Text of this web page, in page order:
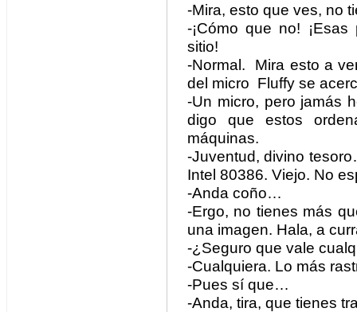
-Mira, esto que ves, no
-¡Cómo que no!
sitio!
-Normal. Mira esto a
del micro Fluffy se
-Un micro, pero jamás
digo que estos
máquinas.
-Juventud, divino
Intel 80386. Viejo. No
-Anda coño…
-Ergo, no tienes más
una imagen. Hala, a
-¿Seguro que vale
-Cualquiera. Lo más
-Pues sí que…
-Anda, tira, que tienes